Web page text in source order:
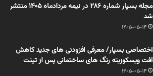
مجله بسپار شماره 286 در نیمه مردادماه 1405 منتشر
شد
1405-05-14
اختصاصی بسپار/ معرفی افزودنی های جدید کاهش
افت ویسکوزیته رنگ های ساختمانی پس از تینت
1405-05-14